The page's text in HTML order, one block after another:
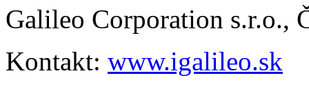
Galileo Corporation s.r.o.,
Kontakt: www.igalileo.sk